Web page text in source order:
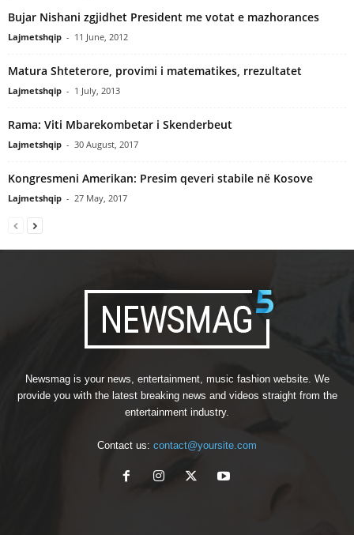
Bujar Nishani zgjidhet President me votat e mazhorances
Lajmetshqip - 11 June, 2012
Matura Shteterore, provimi i matematikes, rrezultatet
Lajmetshqip - 1 July, 2013
Rama: Viti Mbarekombetar i Skenderbeut
Lajmetshqip - 30 August, 2017
Kongresmeni Amerikan: Presim qeveri stabile në Kosove
Lajmetshqip - 27 May, 2017
Newsmag is your news, entertainment, music fashion website. We
provide you with the latest breaking news and videos straight from the
entertainment industry.
Contact us: contact@yoursite.com